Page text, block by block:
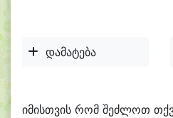
დამატება
იმისთვის რომ შეძლოთ